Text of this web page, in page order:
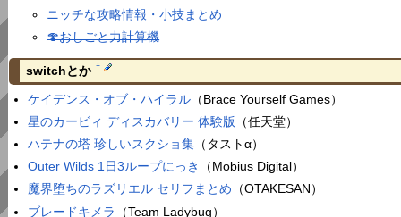
ニッチな攻略情報・小技まとめ
🍄おしごと力計算機
switchとか †
ケイデンス・オブ・ハイラル（Brace Yourself Games）
星のカービィ ディスカバリー 体験版 （任天堂）
ハテナの塔 珍しいスクショ集（タストα）
Outer Wilds 1日3ループにっき
（Mobius Digital）
魔界堕ちのラズリエル セリフまとめ （OTAKESAN）
ブレードキメラ （Team Ladybug）